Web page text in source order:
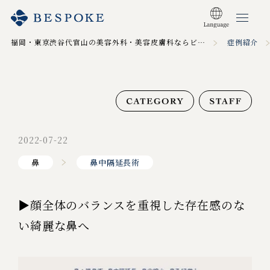
福岡・東京渋谷代官山の美容外科・美容皮膚科ならビスポーククリニック TOP 症例紹介
2022-07-22
鼻 鼻中隔延長術
▶顔全体のバランスを重視した存在感のな
い綺麗な鼻へ